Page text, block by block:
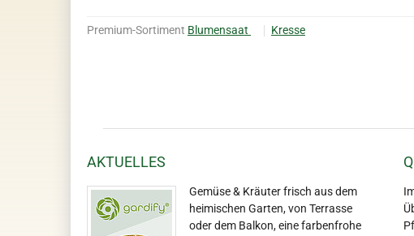
Premium-Sortiment Blumensaat Kresse
AKTUELLES
Gemüse & Kräuter frisch aus dem
heimischen Garten, von Terrasse
oder dem Balkon, eine farbenfrohe